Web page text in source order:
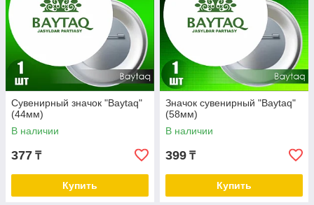
Сувенирный значок "Baytaq"
(44мм)
В наличии
377 ₸
Купить
Значок сувенирный "Baytaq"
(58мм)
В наличии
399 ₸
Купить